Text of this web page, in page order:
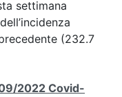
settimana
(232.7
2022 Covid-